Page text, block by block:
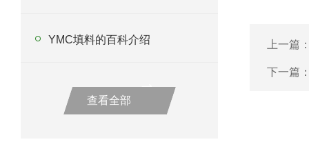
YMC填料的百科介绍
查看全部
上一篇
下一篇